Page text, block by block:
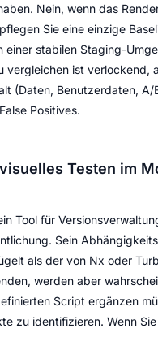
Nein, wenn das
Sie eine einzige
einer stabilen Staging-
vergleichen ist verlockend,
(Daten, Benutzerdaten, A/
Positives.
Testen im
Tool für
Sein
als der von Nx oder
werden aber
Script ergänzen
zu identifizieren. Wenn